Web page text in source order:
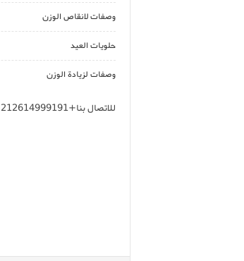
وصفات لانقاص الوزن
حلويات العيد
وصفات لزيادة الوزن
للاتصال بنا+212614999191